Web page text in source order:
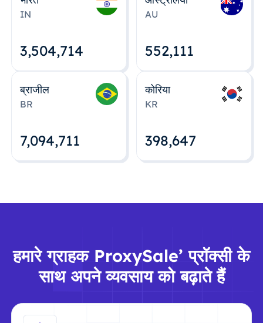
IN
3,504,715
AU
552,112
ब्राजील
BR
7,094,712
कोरिया
KR
398,648
हमारे ग्राहक ProxySale’ प्रॉक्सी के
साथ अपने व्यवसाय को बढ़ाते हैं